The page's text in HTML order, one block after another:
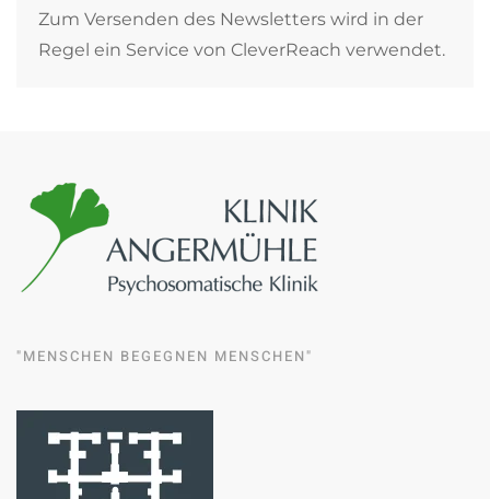
Zum Versenden des Newsletters wird in der
Regel ein Service von CleverReach verwendet.
"MENSCHEN BEGEGNEN MENSCHEN"